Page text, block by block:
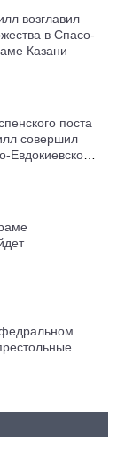
возглавил
в Спасо-
Казани
поста
совершил
Евдокиевском